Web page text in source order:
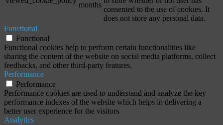
months
consented to the use of cookies. It
does not store any personal data.
Functional
Functional
Functional cookies help to perform certain functionalities like
sharing the content of the website on social media platforms, collect
feedbacks, and other third-party features.
Performance
Performance
Performance cookies are used to understand and analyze the key
performance indexes of the website which helps in delivering a
better user experience for the visitors.
Analytics